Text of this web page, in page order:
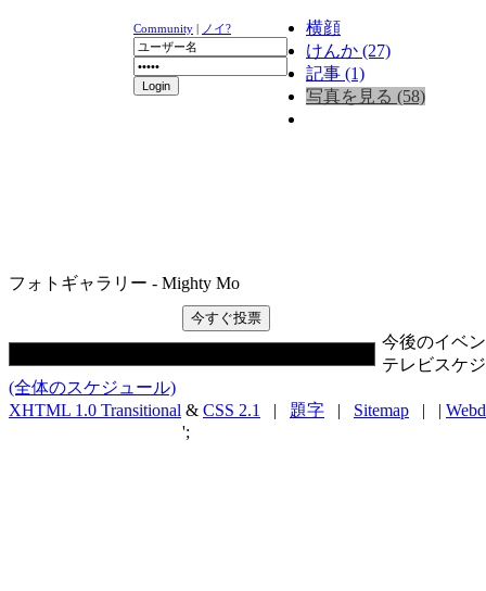
Community | ノイ?
横顔
けんか (27)
記事 (1)
写真を見る (58)
フォトギャラリー - Mighty Mo
今後のイベ
テレビスケ
(全体のスケジュール)
XHTML 1.0 Transitional & CSS 2.1 | 題字 | Sitemap | |
';